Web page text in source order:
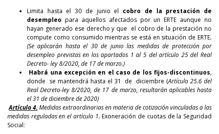
Limita hasta el 30 de junio el cobro de la prestación de
desempleo para aquellos afectados por un ERTE aunque no
hayan generado ese derecho y que el cobro de la prestación no
compute como consumido mientras se está en situación de ERTE.
(Se aplicarán hasta el 30 de junio las medidas de protección por
desempleo previstas en los apartados 1 al 5 del artículo 25 del Real
Decreto- ley 8/2020, de 17 de marzo.)
Habrá una excepción en el caso de los fijos-discontinuos,
donde se mantendrá hasta el 31 de diciembre (Artículo 25.6 del
Real Decreto-ley 8/2020, de 17 de marzo, resultarán aplicables hasta
el 31 de diciembre de 2020)
Artículo 4.Medidas extraordinarias en materia de cotización vinculadas a las
medidas reguladas en el artículo 1.Exoneración de cuotas de la Seguridad
Social: